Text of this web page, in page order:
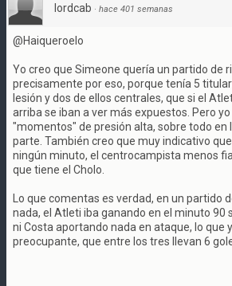
lordcab · hace 401 semanas
@Haiqueroelo
Yo creo que Simeone quería un partido de
precisamente por eso, porque tenía 5
lesión y dos de ellos centrales, que si el
arriba se iban a ver más expuestos. Pero
"momentos" de presión alta, sobre todo en
parte. También creo que muy indicativo
ningún minuto, el centrocampista menos
que tiene el Cholo.
Lo que comentas es verdad, en un partido
nada, el Atleti iba ganando en el minuto 90
ni Costa aportando nada en ataque, lo que
preocupante, que entre los tres llevan 6